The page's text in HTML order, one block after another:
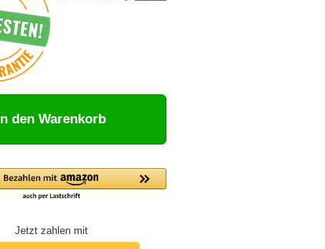
den Warenkorb
Jetzt zahlen mit